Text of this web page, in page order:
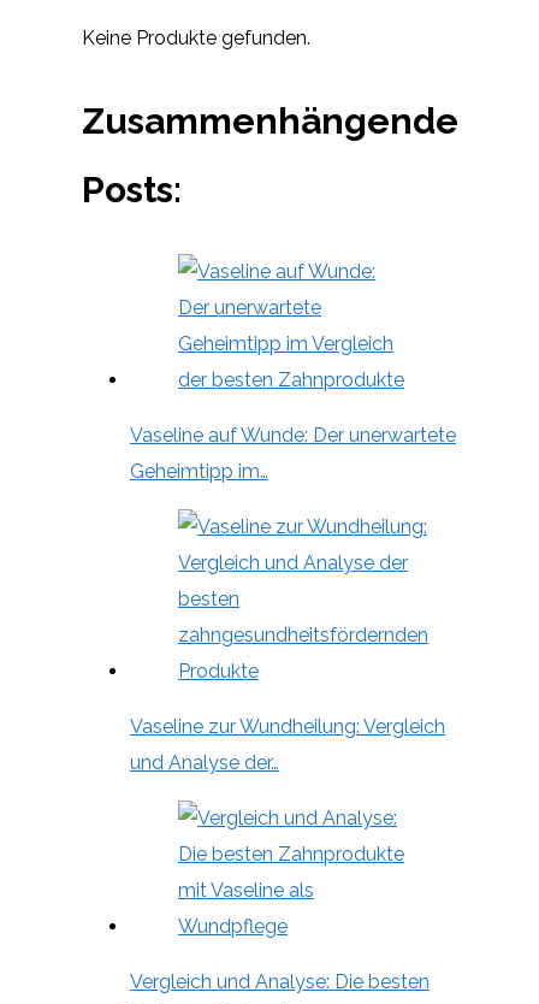
Keine Produkte gefunden.
Zusammenhängende
Posts:
Vaseline auf Wunde: Der unerwartete
Geheimtipp im…
Vaseline zur Wundheilung: Vergleich
und Analyse der…
Vergleich und Analyse: Die besten